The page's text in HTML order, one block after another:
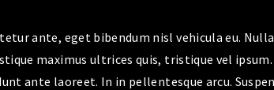
ante, eget bibendum nisl vehicula eu.
maximus ultrices quis, tristique vel
ante laoreet. In in pellentesque arcu.